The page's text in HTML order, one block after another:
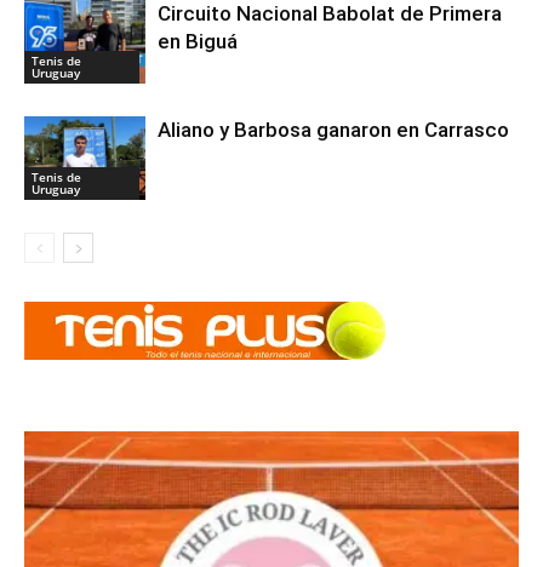
Tenis de
Uruguay
Circuito Nacional Babolat de Primera
en Biguá
Tenis de
Uruguay
Aliano y Barbosa ganaron en Carrasco